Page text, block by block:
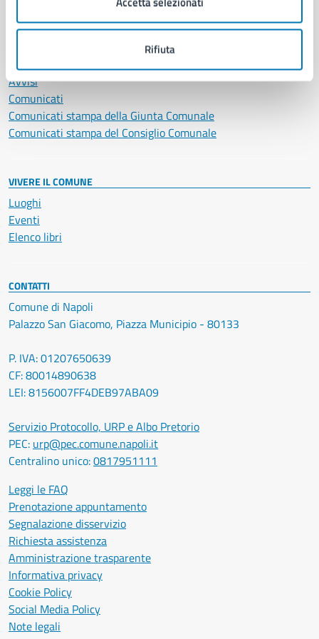
Rifiuta
Notizie
Avvisi
Comunicati
Comunicati stampa della Giunta Comunale
Comunicati stampa del Consiglio Comunale
VIVERE IL COMUNE
Luoghi
Eventi
Elenco libri
CONTATTI
Comune di Napoli
Palazzo San Giacomo, Piazza Municipio - 80133
P. IVA: 01207650639
CF: 80014890638
LEI: 8156007FF4DEB97ABA09
Servizio Protocollo, URP e Albo Pretorio
PEC: urp@pec.comune.napoli.it
Centralino unico:0817951111
Leggi le FAQ
Prenotazione appuntamento
Segnalazione disservizio
Richiesta assistenza
Amministrazione trasparente
Informativa privacy
Cookie Policy
Social Media Policy
Note legali